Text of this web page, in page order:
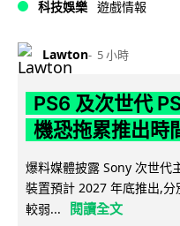
科技娛樂 遊戲情報
Lawton 5 小時
PS6 及次世代
機恐拖累推出時
爆料媒體披露 Sony 次世代
裝置預計 2027 年底推出,
較弱...
閱讀全文